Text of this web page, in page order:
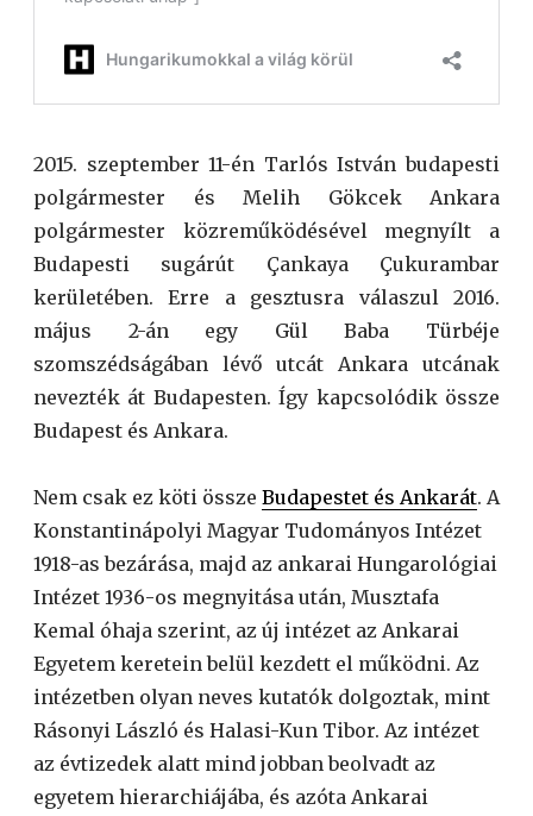
2015. szeptember 11-én Tarlós István budapesti
polgármester és Melih Gökcek Ankara
polgármester közreműködésével megnyílt a
Budapesti sugárút Çankaya Çukurambar
kerületében. Erre a gesztusra válaszul 2016.
május 2-án egy Gül Baba Türbéje
szomszédságában lévő utcát Ankara utcának
nevezték át Budapesten. Így kapcsolódik össze
Budapest és Ankara.
Nem csak ez köti össze Budapestet és Ankarát. A
Konstantinápolyi Magyar Tudományos Intézet
1918-as bezárása, majd az ankarai Hungarológiai
Intézet 1936-os megnyitása után, Musztafa
Kemal óhaja szerint, az új intézet az Ankarai
Egyetem keretein belül kezdett el működni. Az
intézetben olyan neves kutatók dolgoztak, mint
Rásonyi László és Halasi-Kun Tibor. Az intézet
az évtizedek alatt mind jobban beolvadt az
egyetem hierarchiájába, és azóta Ankarai